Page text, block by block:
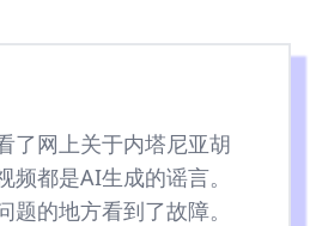
了网上关于内塔尼亚胡
频都是AI生成的谣言。
题的地方看到了故障。